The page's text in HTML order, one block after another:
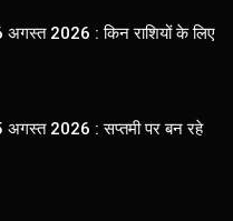
2026 : किन राशियों के लिए
2026 : सप्तमी पर बन रहे